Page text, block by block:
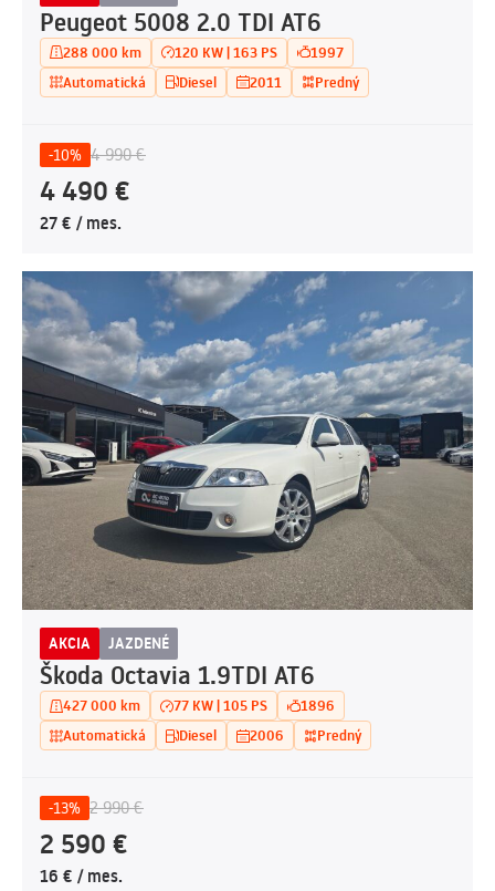
Peugeot 5008 2.0 TDI AT6
288 000 km 120 KW | 163 PS
1997
Automatická
Diesel 2011 Predný
-10% 4 990 €
4 490 €
27 € / mes.
AKCIA JAZDENÉ
Škoda Octavia 1.9TDI AT6
427 000 km 77 KW | 105 PS
1896
Automatická
Diesel 2006 Predný
-13% 2 990 €
2 590 €
16 € / mes.